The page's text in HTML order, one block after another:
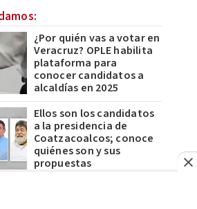
¿Por quién vas a votar en
Veracruz? OPLE habilita
plataforma para
conocer candidatos a
alcaldías en 2025
Ellos son los candidatos
a la presidencia de
Coatzacoalcos; conoce
quiénes son y sus
propuestas